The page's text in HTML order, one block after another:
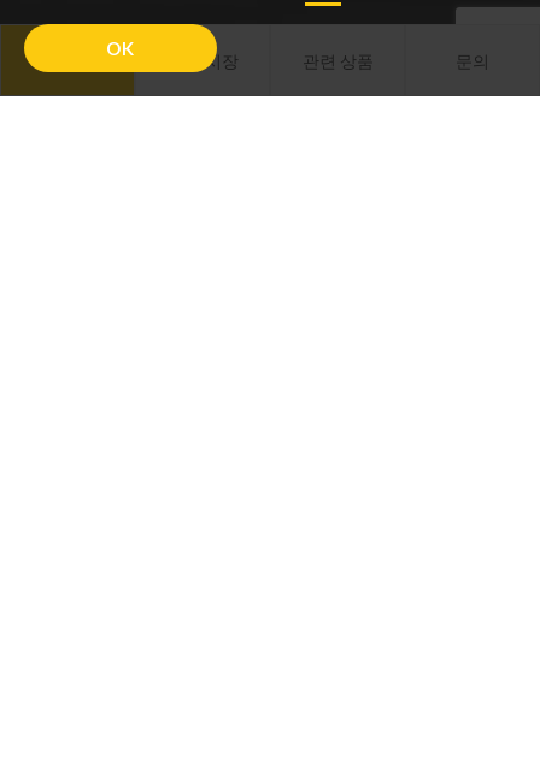
관련 시장 관련 상품 문의
OK